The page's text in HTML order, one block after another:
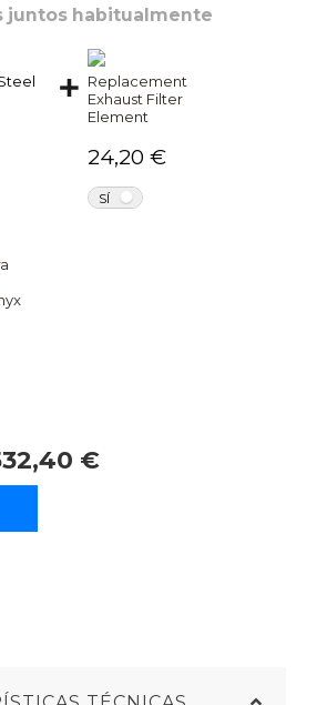
juntos habitualmente
Replacement
Exhaust Filter
Element
24,20 €
SÍ
€